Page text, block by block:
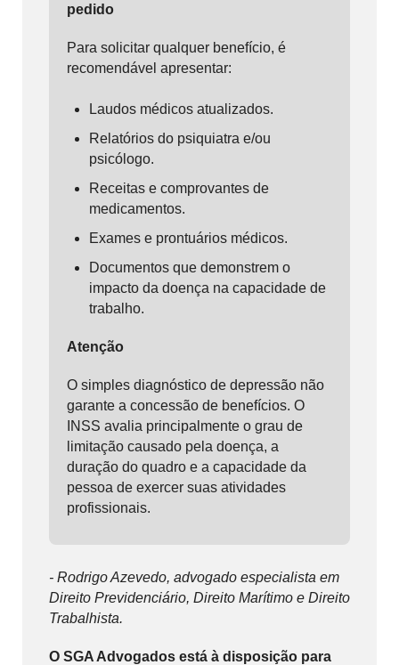
pedido
Para solicitar qualquer benefício, é
recomendável apresentar:
Laudos médicos atualizados.
Relatórios do psiquiatra e/ou
psicólogo.
Receitas e comprovantes de
medicamentos.
Exames e prontuários médicos.
Documentos que demonstrem o
impacto da doença na capacidade de
trabalho.
Atenção
O simples diagnóstico de depressão não
garante a concessão de benefícios. O
INSS avalia principalmente o grau de
limitação causado pela doença, a
duração do quadro e a capacidade da
pessoa de exercer suas atividades
profissionais.
- Rodrigo Azevedo, advogado especialista em
Direito Previdenciário, Direito Marítimo e Direito
Trabalhista.
O SGA Advogados está à disposição para